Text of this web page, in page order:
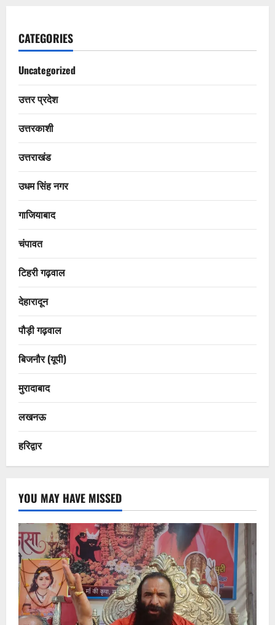
CATEGORIES
Uncategorized
उत्तर प्रदेश
उत्तरकाशी
उत्तराखंड
उधम सिंह नगर
गाजियाबाद
चंपावत
टिहरी गढ़वाल
देहारादून
पौड़ी गढ़वाल
बिजनौर (यूपी)
मुरादाबाद
लखनऊ
हरिद्वार
YOU MAY HAVE MISSED